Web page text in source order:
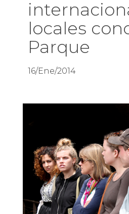
locales
Parque
16/Ene/2014